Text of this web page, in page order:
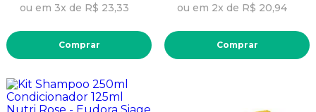
ou em 3x de R$ 23,33
Comprar
ou em 2x de R$ 20,94
Comprar